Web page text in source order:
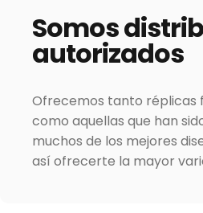
Somos
autorizados
Ofrecemos tanto réplicas
como aquellas que han
muchos de los mejores
así ofrecerte la mayor